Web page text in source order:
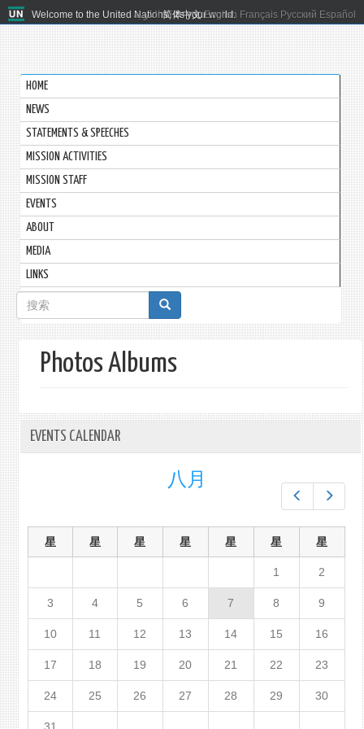
Welcome to the United Nations. It's your world.
العربية 简体中文 English Français Русский Español
HOME
NEWS
STATEMENTS & SPEECHES
MISSION ACTIVITIES
MISSION STAFF
EVENTS
ABOUT
MEDIA
LINKS
搜
索
表
单
Photos Albums
EVENTS CALENDAR
八月
星 星 星 星 星 星 星
1 2
3 4 5 6 7 8 9
10 11 12 13 14 15 16
17 18 19 20 21 22 23
24 25 26 27 28 29 30